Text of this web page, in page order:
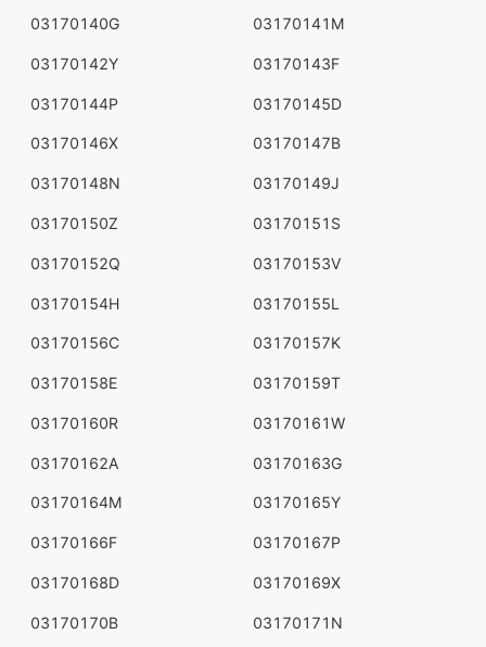
03170140G 03170141M
03170142Y 03170143F
03170144P 03170145D
03170146X 03170147B
03170148N 03170149J
03170150Z 03170151S
03170152Q 03170153V
03170154H 03170155L
03170156C 03170157K
03170158E 03170159T
03170160R 03170161W
03170162A 03170163G
03170164M 03170165Y
03170166F 03170167P
03170168D 03170169X
03170170B 03170171N